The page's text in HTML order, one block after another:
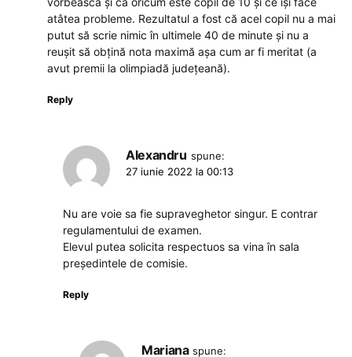
atâtea probleme. Rezultatul a fost că acel copil nu a mai
putut să scrie nimic în ultimele 40 de minute și nu a
reușit să obțină nota maximă așa cum ar fi meritat (a
avut premii la olimpiadă județeană).
Reply
Alexandru spune:
27 iunie 2022 la 00:13
Nu are voie sa fie supraveghetor singur. E contrar
regulamentului de examen.
Elevul putea solicita respectuos sa vina în sala
președintele de comisie.
Reply
Mariana spune: